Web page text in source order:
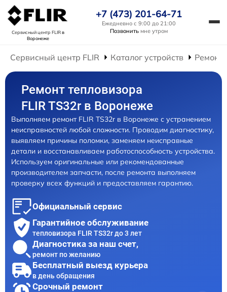
Сервисный центр FLIRв
Воронеже
+7 (473) 201-64-71
Ежедневно с 9:00 до 21:00
Позвонить мне утром
Сервисный центр FLIR Каталог устройств Ремонт
Ремонт тепловизора
FLIR TS32r в Воронеже
Выполняем ремонт FLIR TS32r в Воронеже с устранением
неисправностей любой сложности. Проводим диагностику,
выявляем причины поломки, заменяем неисправные
детали и восстанавливаем работоспособность устройства.
Используем оригинальные или рекомендованные
производителем запчасти, после ремонта выполняем
проверку всех функций и предоставляем гарантию.
Официальный сервис
Гарантийное обслуживание
тепловизора FLIR TS32r до 3 лет
Диагностика за наш счет,
ремонт по желанию
Бесплатный выезд курьера
в день обращения
Срочный ремонт